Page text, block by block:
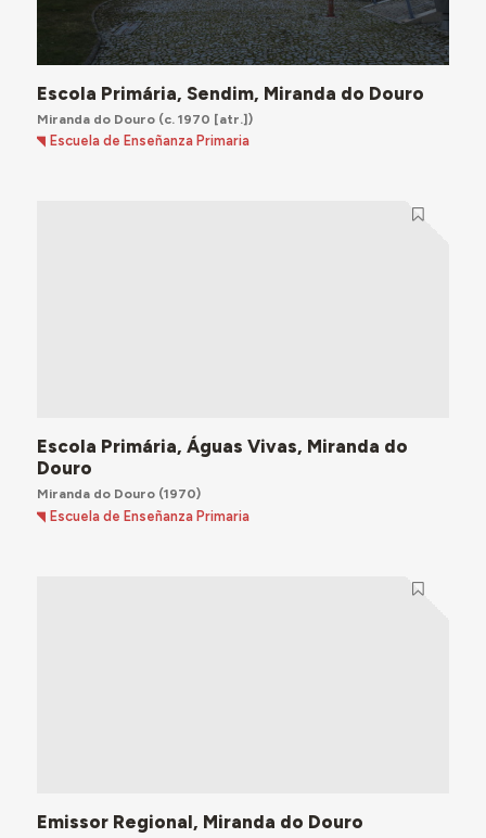
Escola Primária, Sendim, Miranda do Douro
Miranda do Douro(c. 1970 [atr.])
Escuela de Enseñanza Primaria
Escola Primária, Águas Vivas, Miranda do
Douro
Miranda do Douro(1970)
Escuela de Enseñanza Primaria
Emissor Regional, Miranda do Douro